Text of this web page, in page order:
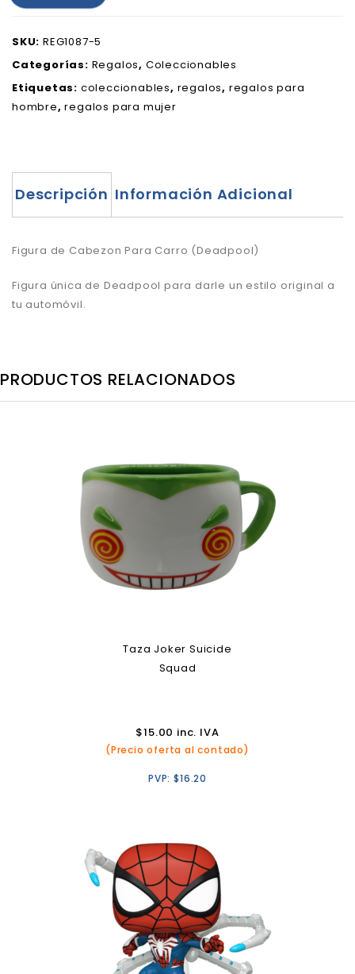
SKU: REG1087-5
Categorías: Regalos, Coleccionables
Etiquetas: coleccionables, regalos, regalos para
hombre,regalos para mujer
Descripción Información Adicional
Figura de Cabezon Para Carro (Deadpool)
Figura única de Deadpool para darle un estilo original a
tu automóvil.
PRODUCTOS RELACIONADOS
Taza Joker Suicide
Squad
$15.00 inc. IVA
(Precio oferta al contado)
PVP:$16.20